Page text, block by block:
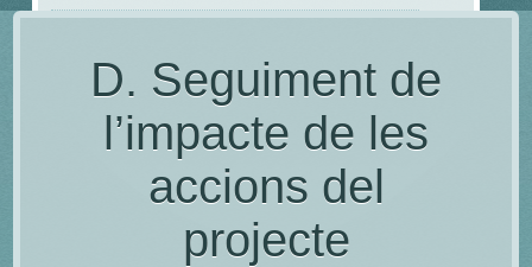
D. Seguiment de
l’impacte de les
accions del
projecte